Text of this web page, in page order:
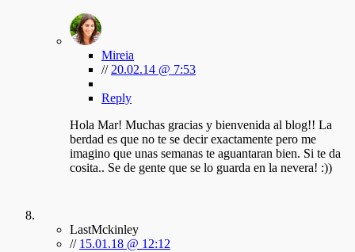
Mireia
// 20.02.14 @ 7:53
Reply
Hola Mar! Muchas gracias y bienvenida al blog!! La
berdad es que no te se decir exactamente pero me
imagino que unas semanas te aguantaran bien. Si te da
cosita.. Se de gente que se lo guarda en la nevera! :))
LastMckinley
// 15.01.18 @ 12:12